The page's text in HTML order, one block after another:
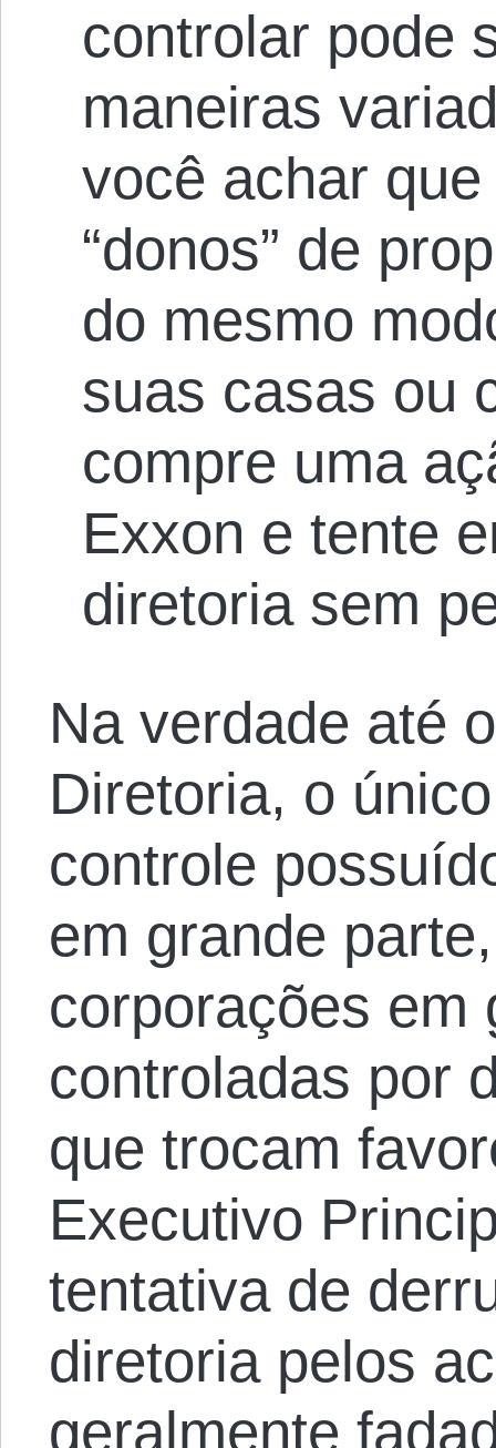
controlar pode
maneiras
você achar
“donos” de
do mesmo
suas casas ou
compre uma
Exxon e tente
diretoria sem
Na verdade até
Diretoria, o
controle
em grande
corporações em
controladas por
que trocam
Executivo
tentativa de
diretoria pelos
geralmente